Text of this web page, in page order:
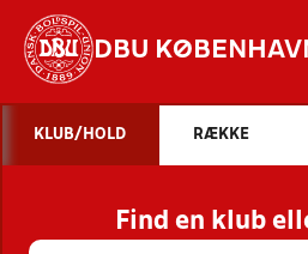
DBU
STILLINGER,
HOLD
KLUB/HOLD RÆKKE
Find en klub